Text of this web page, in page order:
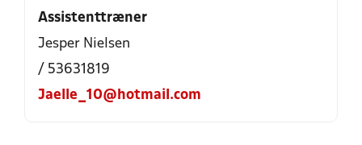
Assistenttræner
Jesper Nielsen
/ 53631819
Jaelle_10@hotmail.com